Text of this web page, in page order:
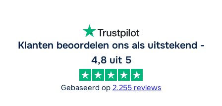
Klanten beoordelen ons als uitstekend -
4,8 uit 5
Gebaseerd op 2.255 reviews